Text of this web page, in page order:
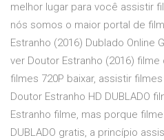
melhor lugar para você assistir
nós somos o maior portal de
Estranho (2016) Dublado Online
ver Doutor Estranho (2016)
filmes 720P baixar, assistir
Doutor Estranho HD DUBLADO
Estranho filme, mas porque
DUBLADO gratis, a princípio